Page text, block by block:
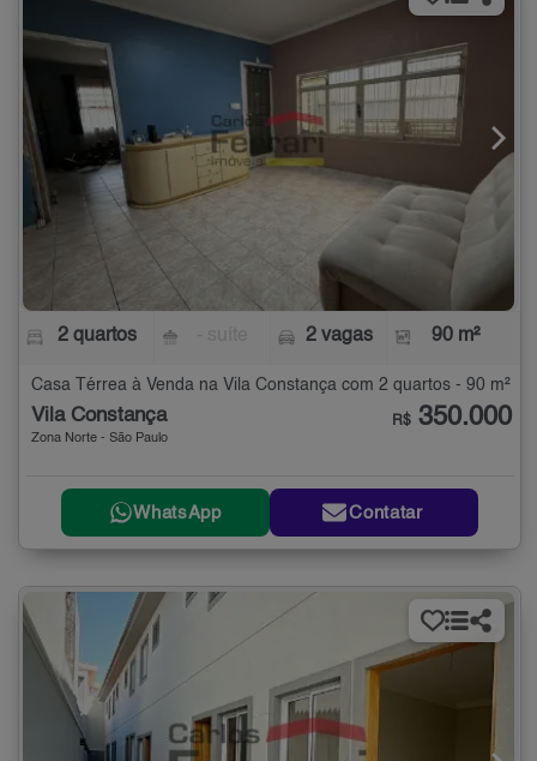
2 quartos 2 vagas 90 m²
Casa Térrea à Venda na Vila Constança com 2 quartos - 90 m²
Vila Constança
Zona Norte - São Paulo
R$ 350.000
WhatsApp Contatar